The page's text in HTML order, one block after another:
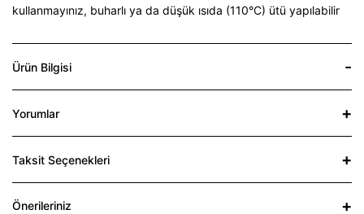
kullanmayınız, buharlı ya da düşük ısıda (110°C) ütü yapılabilir
Ürün Bilgisi
Yorumlar
Taksit Seçenekleri
Önerileriniz